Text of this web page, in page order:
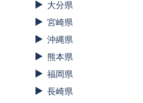
大分県
宮崎県
沖縄県
熊本県
福岡県
長崎県